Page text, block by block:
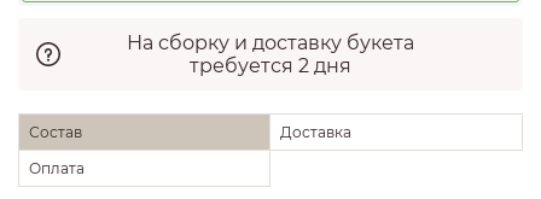
На сборку и доставку букета
требуется 2 дня
Состав
Доставка
Оплата